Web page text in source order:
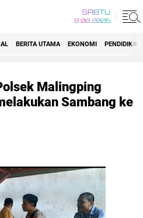
SABTU
8 08 2026
BERITA UTAMA EKONOMI PENDIDIKAN
Malingping
Sambang ke